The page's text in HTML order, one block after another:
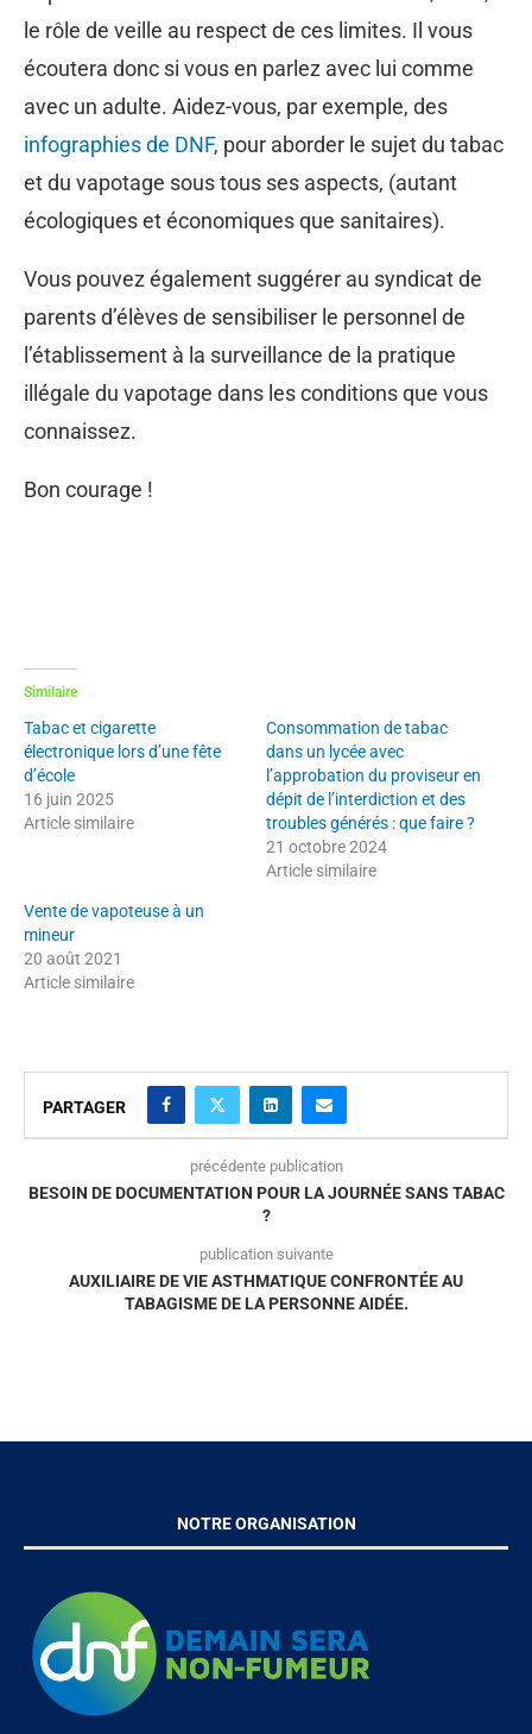
le rôle de veille au respect de ces limites. Il vous
écoutera donc si vous en parlez avec lui comme
avec un adulte. Aidez-vous, par exemple, des
infographies de DNF, pour aborder le sujet du tabac
et du vapotage sous tous ses aspects, (autant
écologiques et économiques que sanitaires).
Vous pouvez également suggérer au syndicat de
parents d’élèves de sensibiliser le personnel de
l’établissement à la surveillance de la pratique
illégale du vapotage dans les conditions que vous
connaissez.
Bon courage !
Similaire
Tabac et cigarette
électronique lors d’une fête
d’école
16 juin 2025
Article similaire
Consommation de tabac
dans un lycée avec
l’approbation du proviseur en
dépit de l’interdiction et des
troubles générés : que faire ?
21 octobre 2024
Article similaire
Vente de vapoteuse à un
mineur
20 août 2021
Article similaire
PARTAGER
précédente publication
BESOIN DE DOCUMENTATION POUR LA JOURNÉE SANS TABAC
?
publication suivante
AUXILIAIRE DE VIE ASTHMATIQUE CONFRONTÉE AU
TABAGISME DE LA PERSONNE AIDÉE.
NOTRE ORGANISATION